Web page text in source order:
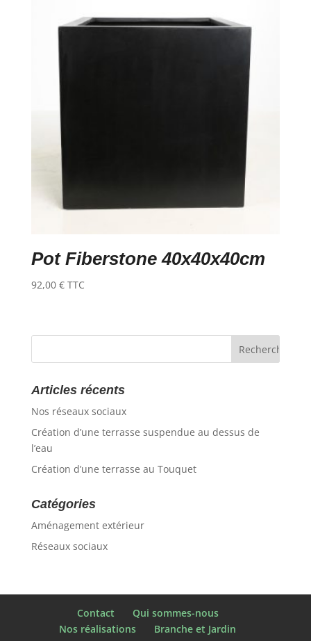
Pot Fiberstone 40x40x40cm
92,00 € TTC
Articles récents
Nos réseaux sociaux
Création d’une terrasse suspendue au dessus de
l’eau
Création d’une terrasse au Touquet
Catégories
Aménagement extérieur
Réseaux sociaux
Contact
Qui sommes-nous
Nos réalisations
Branche et Jardin